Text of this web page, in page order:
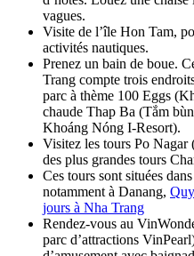
vagues.
Visite de l’île Hon Tam,
activités nautiques.
Prenez un bain de boue.
Trang compte trois
parc à thème 100 Eggs
chaude Thap Ba (Tắm
Khoáng Nóng I-Resort).
Visitez les tours Po Nagar
des plus grandes tours
Ces tours sont situées
notamment à Danang,
jours à Nha Trang
Rendez-vous au
parc d’attractions